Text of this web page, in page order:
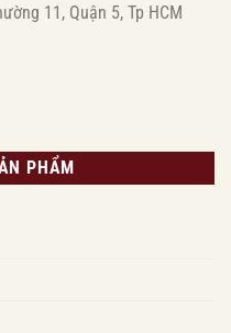
11, Quận 5, Tp HCM
PHẨM